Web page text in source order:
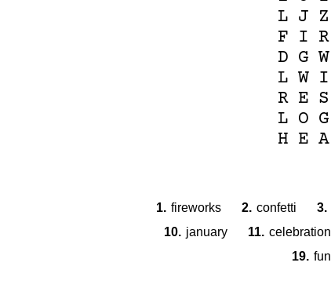
L J Z
F I R
D G W
L W I
R E S
L O G
H E A
1. fireworks 2. confetti 3.
10. january 11. celebration
19. fun